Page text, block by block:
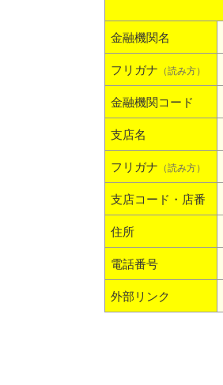
金融機関名
フリガナ （読み方）
金融機関コード
支店名
フリガナ （読み方）
支店コード・店番
住所
電話番号
外部リンク